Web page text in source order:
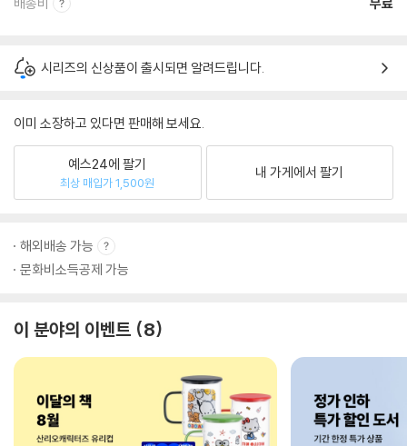
시리즈의 신상품이 출시되면 알려드립니다.
이미 소장하고 있다면 판매해 보세요.
예스24에 팔기
최상 매입가 1,500원
내 가게에서 팔기
해외배송 가능
문화비소득공제 가능
이 분야의 이벤트 8